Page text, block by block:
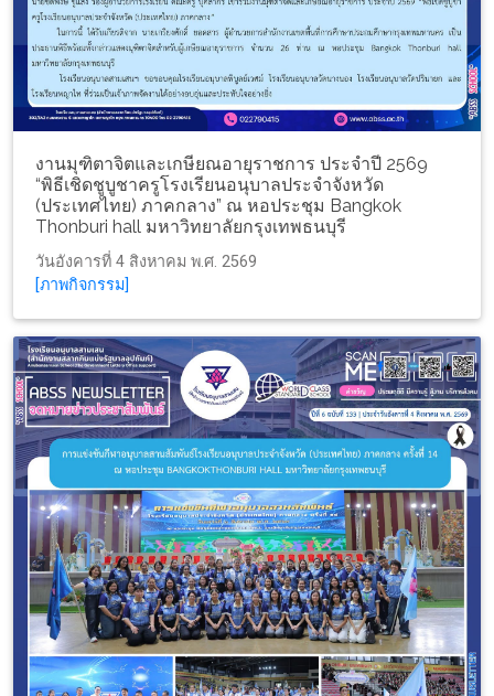
งานมุฑิตาจิตและเกษียณอายุราชการ ประจำปี 2569
“พิธีเชิดชูบูชาครูโรงเรียนอนุบาลประจำจังหวัด
(ประเทศไทย) ภาคกลาง” ณ หอประชุม Bangkok
Thonburi hall มหาวิทยาลัยกรุงเทพธนบุรี
วันอังคารที่ 4 สิงหาคม พ.ศ. 2569
[ภาพกิจกรรม]